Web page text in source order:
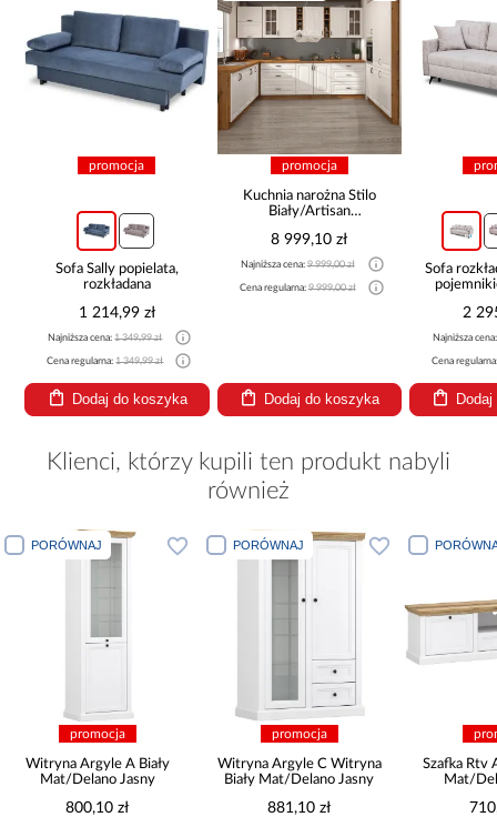
promocja
Sofa Sally popielata,
rozkładana
1 214,99 zł
Najniższa cena:1 349,99 zł
Cena regularna:1 349,99 zł
Dodaj do koszyka
promocja
Kuchnia narożna Stilo
Biały/Artisan
8 999,10 zł
Najniższa cena:9 999,00 zł
Cena regularna:9 999,00 zł
Dodaj do koszyka
Sofa
2
Najniższa
Cena
Klienci, którzy kupili ten produkt nabyli
również
PORÓWNAJ
promocja
Witryna Argyle A Biały
Mat/Delano Jasny
800,10 zł
PORÓWNAJ
promocja
Witryna Argyle C Witryna
Biały Mat/Delano Jasny
881,10 zł
Szafka Rtv
Mat/